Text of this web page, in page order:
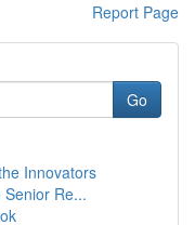
Report Page
Go
Innovators
Re...